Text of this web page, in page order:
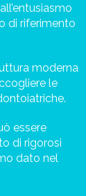
di riferimento
moderna
le
essere
di rigorosi
dato nel